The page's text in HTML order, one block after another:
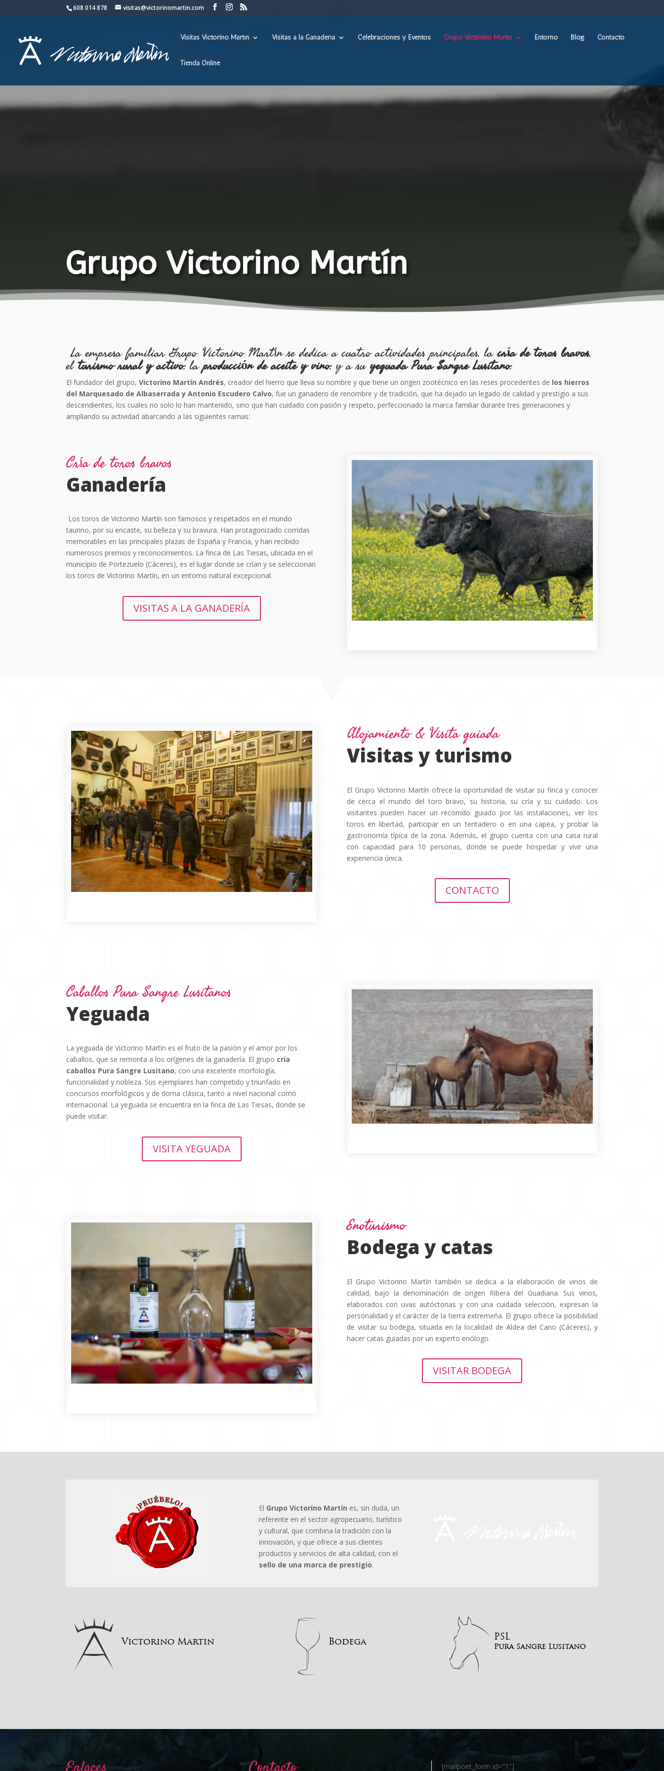
608 014 878 visitas@victorinomartin.com
Visitas Victorino Martín Visitas a la Ganadería Celebraciones y Eventos Grupo Victorino Martín Entorno Blog Contacto
Tienda Online
Grupo Victorino Martín
La empresa familiar Grupo Victorino Martín se dedica a cuatro actividades principales, lacría de toros bravos,
elturismo rural y activo, laproducción de aceite y vino, y a suyeguada Pura Sangre Lusitano.
El fundador del grupo,Victorino Martín Andrés, creador del hierro que lleva su nombre y que tiene un origen zootécnico en las reses procedentes de los hierros
del Marquesado de Albaserrada y Antonio Escudero Calvo, fue un ganadero de renombre y de tradición, que ha dejado un legado de calidad y prestigio a sus
descendientes, los cuales no solo lo han mantenido, sino que han cuidado con pasión y respeto, perfeccionado la marca familiar durante tres generaciones y
ampliando su actividad abarcando a las siguientes ramas:
Cría de toros bravos
Ganadería
Los toros de Victorino Martín son famosos y respetados en el mundo
taurino, por su encaste, su belleza y su bravura. Han protagonizado corridas
memorables en las principales plazas de España y Francia, y han recibido
numerosos premios y reconocimientos. La finca de Las Tiesas, ubicada en el
municipio de Portezuelo (Cáceres), es el lugar donde se crían y se seleccionan
los toros de Victorino Martín, en un entorno natural excepcional.
VISITAS A LA GANADERÍA
Alojamiento & Visita guiada
Visitas y turismo
El Grupo Victorino Martín ofrece la oportunidad de visitar su finca y conocer
de cerca el mundo del toro bravo, su historia, su cría y su cuidado. Los
visitantes pueden hacer un recorrido guiado por las instalaciones, ver los
toros en libertad, participar en un tentadero o en una capea, y probar la
gastronomía típica de la zona. Además, el grupo cuenta con una casa rural
con capacidad para 10 personas, donde se puede hospedar y vivir una
experiencia única.
CONTACTO
Caballos Pura Sangre Lusitanos
Yeguada
La yeguada de Victorino Martín es el fruto de la pasión y el amor por los
caballos, que se remonta a los orígenes de la ganadería. El grupo cría
caballos Pura Sangre Lusitano, con una excelente morfología,
funcionalidad y nobleza. Sus ejemplares han competido y triunfado en
concursos morfológicos y de doma clásica, tanto a nivel nacional como
internacional. La yeguada se encuentra en la finca de Las Tiesas, donde se
puede visitar.
VISITA YEGUADA
Enoturismo
Bodega y catas
El Grupo Victorino Martín también se dedica a la elaboración de vinos de
calidad, bajo la denominación de origen Ribera del Guadiana. Sus vinos,
elaborados con uvas autóctonas y con una cuidada selección, expresan la
personalidad y el carácter de la tierra extremeña. El grupo ofrece la posibilidad
de visitar su bodega, situada en la localidad de Aldea del Cano (Cáceres), y
hacer catas guiadas por un experto enólogo.
VISITAR BODEGA
El Grupo Victorino Martín es, sin duda, un
referente en el sector agropecuario, turístico
y cultural, que combina la tradición con la
innovación, y que ofrece a sus clientes
productos y servicios de alta calidad, con el
sello de una marca de prestigio.
[mailpoet_form id="1"]